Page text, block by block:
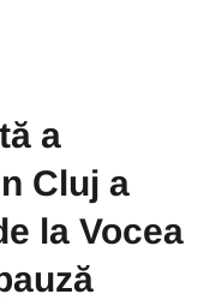
a
Cluj a
la Vocea